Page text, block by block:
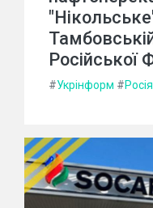
Російської
#Укрінформ #Росія